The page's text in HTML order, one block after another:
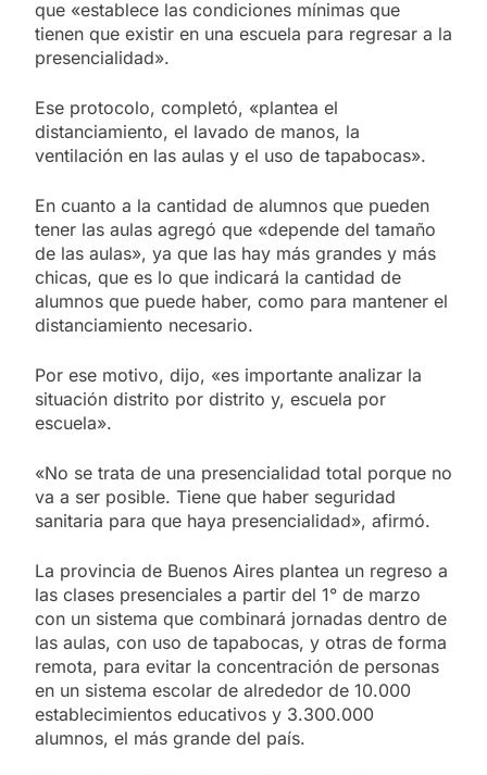
que «establece las condiciones mínimas que
tienen que existir en una escuela para regresar a la
presencialidad».
Ese protocolo, completó, «plantea el
distanciamiento, el lavado de manos, la
ventilación en las aulas y el uso de tapabocas».
En cuanto a la cantidad de alumnos que pueden
tener las aulas agregó que «depende del tamaño
de las aulas», ya que las hay más grandes y más
chicas, que es lo que indicará la cantidad de
alumnos que puede haber, como para mantener el
distanciamiento necesario.
Por ese motivo, dijo, «es importante analizar la
situación distrito por distrito y, escuela por
escuela».
«No se trata de una presencialidad total porque no
va a ser posible. Tiene que haber seguridad
sanitaria para que haya presencialidad», afirmó.
La provincia de Buenos Aires plantea un regreso a
las clases presenciales a partir del 1° de marzo
con un sistema que combinará jornadas dentro de
las aulas, con uso de tapabocas, y otras de forma
remota, para evitar la concentración de personas
en un sistema escolar de alrededor de 10.000
establecimientos educativos y 3.300.000
alumnos, el más grande del país.